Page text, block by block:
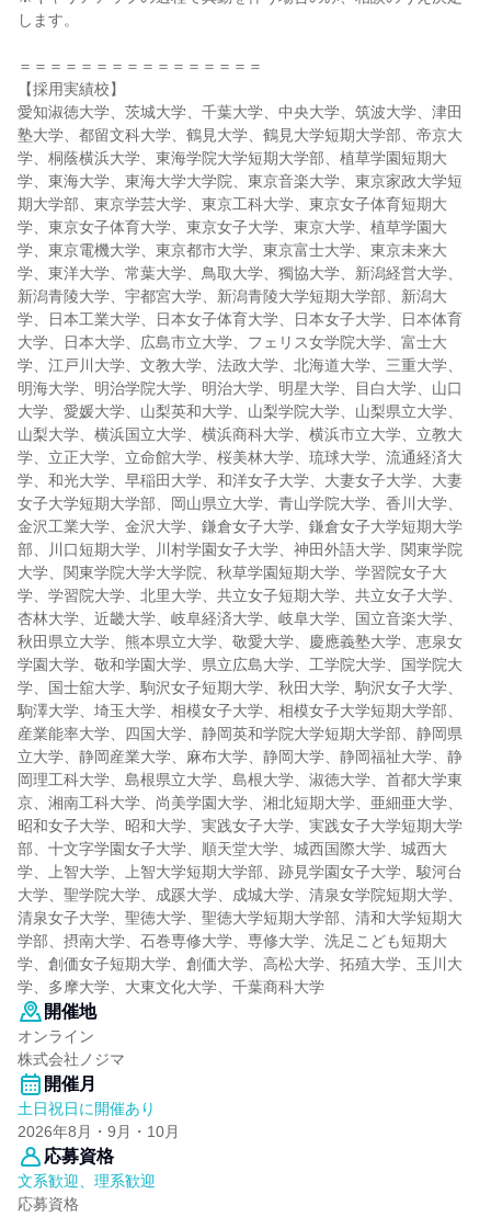
します。
＝＝＝＝＝＝＝＝＝＝＝＝＝＝＝＝
【採用実績校】
愛知淑徳大学、茨城大学、千葉大学、中央大学、筑波大学、津田
塾大学、都留文科大学、鶴見大学、鶴見大学短期大学部、帝京大
学、桐蔭横浜大学、東海学院大学短期大学部、植草学園短期大
学、東海大学、東海大学大学院、東京音楽大学、東京家政大学短
期大学部、東京学芸大学、東京工科大学、東京女子体育短期大
学、東京女子体育大学、東京女子大学、東京大学、植草学園大
学、東京電機大学、東京都市大学、東京富士大学、東京未来大
学、東洋大学、常葉大学、鳥取大学、獨協大学、新潟経営大学、
新潟青陵大学、宇都宮大学、新潟青陵大学短期大学部、新潟大
学、日本工業大学、日本女子体育大学、日本女子大学、日本体育
大学、日本大学、広島市立大学、フェリス女学院大学、富士大
学、江戸川大学、文教大学、法政大学、北海道大学、三重大学、
明海大学、明治学院大学、明治大学、明星大学、目白大学、山口
大学、愛媛大学、山梨英和大学、山梨学院大学、山梨県立大学、
山梨大学、横浜国立大学、横浜商科大学、横浜市立大学、立教大
学、立正大学、立命館大学、桜美林大学、琉球大学、流通経済大
学、和光大学、早稲田大学、和洋女子大学、大妻女子大学、大妻
女子大学短期大学部、岡山県立大学、青山学院大学、香川大学、
金沢工業大学、金沢大学、鎌倉女子大学、鎌倉女子大学短期大学
部、川口短期大学、川村学園女子大学、神田外語大学、関東学院
大学、関東学院大学大学院、秋草学園短期大学、学習院女子大
学、学習院大学、北里大学、共立女子短期大学、共立女子大学、
杏林大学、近畿大学、岐阜経済大学、岐阜大学、国立音楽大学、
秋田県立大学、熊本県立大学、敬愛大学、慶應義塾大学、恵泉女
学園大学、敬和学園大学、県立広島大学、工学院大学、国学院大
学、国士舘大学、駒沢女子短期大学、秋田大学、駒沢女子大学、
駒澤大学、埼玉大学、相模女子大学、相模女子大学短期大学部、
産業能率大学、四国大学、静岡英和学院大学短期大学部、静岡県
立大学、静岡産業大学、麻布大学、静岡大学、静岡福祉大学、静
岡理工科大学、島根県立大学、島根大学、淑徳大学、首都大学東
京、湘南工科大学、尚美学園大学、湘北短期大学、亜細亜大学、
昭和女子大学、昭和大学、実践女子大学、実践女子大学短期大学
部、十文字学園女子大学、順天堂大学、城西国際大学、城西大
学、上智大学、上智大学短期大学部、跡見学園女子大学、駿河台
大学、聖学院大学、成蹊大学、成城大学、清泉女学院短期大学、
清泉女子大学、聖徳大学、聖徳大学短期大学部、清和大学短期大
学部、摂南大学、石巻専修大学、専修大学、洗足こども短期大
学、創価女子短期大学、創価大学、高松大学、拓殖大学、玉川大
学、多摩大学、大東文化大学、千葉商科大学
開催地
オンライン
株式会社ノジマ
開催月
土日祝日に開催あり
2026年8月・9月・10月
応募資格
文系歓迎、理系歓迎
応募資格